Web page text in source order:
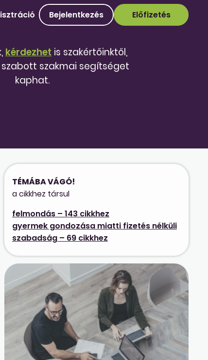
Bejelentkezés Előfizetés
kérdezhet is szakértőinktől,
szakmai segítséget
kaphat.
TÉMÁBA VÁGÓ!
a cikkhez társul
felmondás – 143 cikkhez
gyermek gondozása miatti fizetés nélküli
szabadság – 69 cikkhez